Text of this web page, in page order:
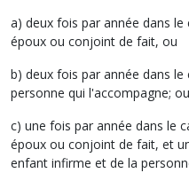
a) deux fois par année dans
époux ou conjoint de fait, ou
b) deux fois par année dans
personne qui l'accompagne; ou
c) une fois par année dans le
époux ou conjoint de fait, et
enfant infirme et de la